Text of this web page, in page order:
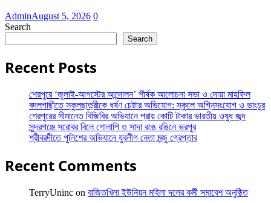
AdminAugust 5, 2026 0
Search
Search
Recent Posts
শেরপুরে ‘জুলাই-আগস্টের আন্দোলন’ শীর্ষক আলোচনা সভা ও দোয়া মাহফিল
বদলগাছীতে স্কুলছাত্রীকে ধর্ষণ চেষ্টার অভিযোগ: স্কুলে অগ্নিসংযোগ ও ভাংচুর
শেরপুরের সীমান্তে বিজিবির অভিযানে প্রায় কোটি টাকার ভারতীয় ওষুধ জব্দ
সুন্দরগঞ্জে সরোবর বিলে গোলাপি ও সাদা রঙে রঙিনে ভরপুর
শ্রীবরদীতে পুলিশের অভিযানে যুবলীগ নেতা মন্জু গ্রেপ্তার
Recent Comments
TerryUninc on বাজিতখিলা ইউনিয়ন মহিলা দলের কর্মী সমাবেশ অনুষ্ঠিত